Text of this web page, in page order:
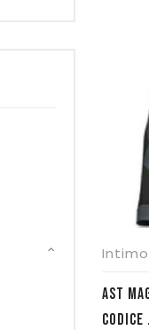
Intimo
AST MAGLIA MICRO